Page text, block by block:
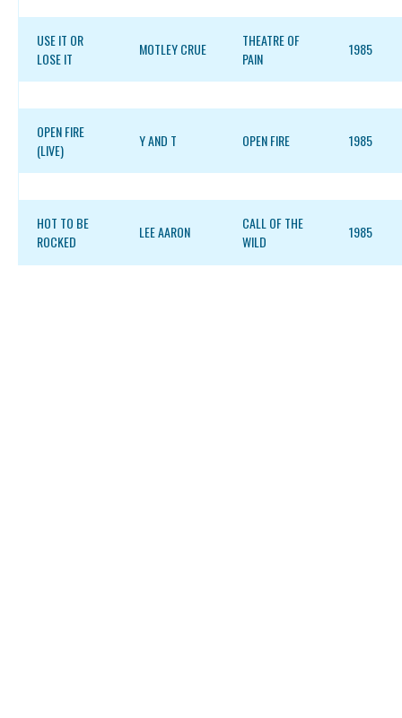
USE IT OR
LOSE IT
MOTLEY CRUE
THEATRE OF
PAIN
1985
OPEN FIRE
(LIVE)
Y AND T OPEN FIRE 1985
HOT TO BE
ROCKED
LEE AARON
CALL OF THE
WILD
1985